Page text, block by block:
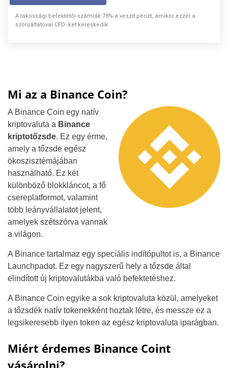
A lakossági befektetői számlák 78%-a veszít pénzt, amikor ezzel a
szolgáltatóval CFD -ket kereskedik.
Mi az a Binance Coin?
A Binance Coin egy natív
kriptovaluta a Binance
kriptotőzsde. Ez egy érme,
amely a tőzsde egész
ökoszisztémájában
használható. Ez két
különböző blokkláncot, a fő
csereplatformot, valamint
több leányvállalatot jelent,
amelyek szétszórva vannak
a világon.
A Binance tartalmaz egy speciális indítópultot is, a Binance
Launchpadot. Ez egy nagyszerű hely a tőzsde által
elindított új kriptovalutákba való befektetéshez.
A Binance Coin egyike a sok kriptovaluta közül, amelyeket
a tőzsdék natív tokenekként hoztak létre, és messze ez a
legsikeresebb ilyen token az egész kriptovaluta iparágban.
Miért érdemes Binance Coint